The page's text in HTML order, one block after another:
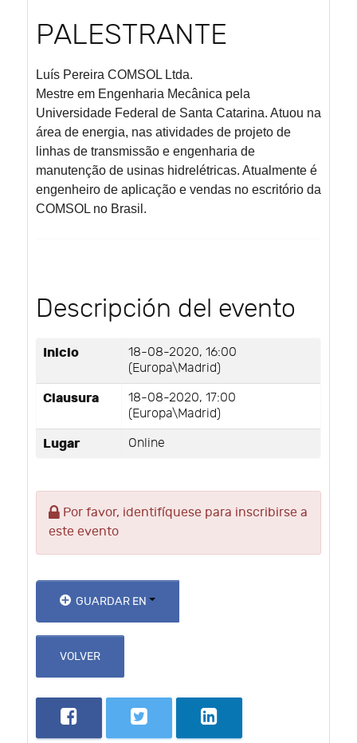
PALESTRANTE
Luís Pereira COMSOL Ltda.
Mestre em Engenharia Mecânica pela
Universidade Federal de Santa Catarina. Atuou na
área de energia, nas atividades de projeto de
linhas de transmissão e engenharia de
manutenção de usinas hidrelétricas. Atualmente é
engenheiro de aplicação e vendas no escritório da
COMSOL no Brasil.
Descripción del evento
Inicio
18-08-2020, 16:00
(Europa\Madrid)
Clausura
18-08-2020, 17:00
(Europa\Madrid)
Lugar Online
Por favor, identifíquese para inscribirse a
este evento
GUARDAR EN
VOLVER